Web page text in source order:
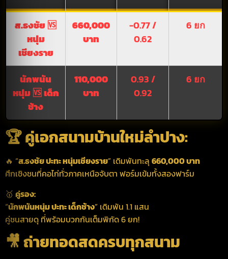
ส.ธงชัย 🆚
หนุ่ม
เชียงราย
660,000
บาท
-0.77 /
0.62
6 ยก
นักพนัน
หนุ่ม🆚เด็ก
ช้าง
110,000
บาท
0.93 /
0.92
6 ยก
🏆 คู่เอกสนามบ้านใหม่ลำปาง:
🔥 “ส.ธงชัย ปะทะ หนุ่มเชียงราย” เดิมพันทะลุ 660,000 บาท
ศึกเชิงชนที่คอไก่ทั่วภาคเหนือจับตา ฟอร์มเข้มทั้งสองฟาร์ม
🥇 คู่รอง:
“นักพนันหนุ่ม ปะทะ เด็กช้าง” เดิมพัน 1.1 แสน
คู่ชนสายดุ ที่พร้อมบวกกันเต็มพิกัด 6 ยก!
🎥 ถ่ายทอดสดครบทุกสนาม